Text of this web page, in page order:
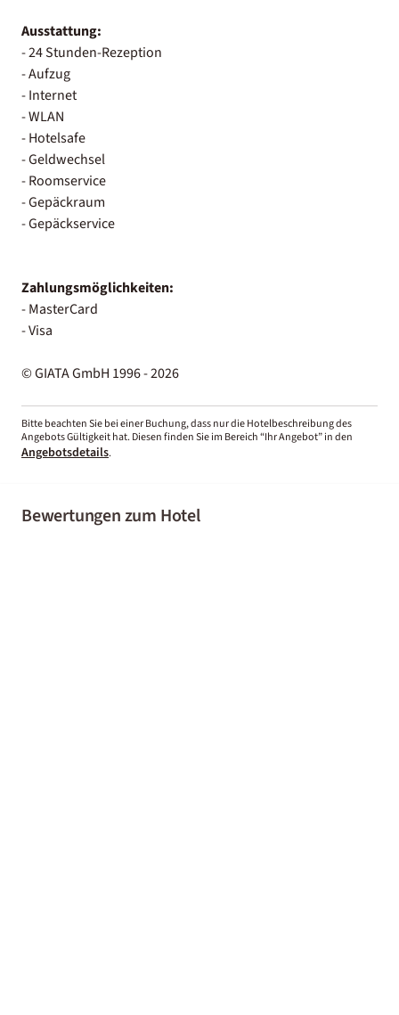
Ausstattung:
- 24 Stunden-Rezeption
- Aufzug
- Internet
- WLAN
- Hotelsafe
- Geldwechsel
- Roomservice
- Gepäckraum
- Gepäckservice
Zahlungsmöglichkeiten:
- MasterCard
- Visa
© GIATA GmbH 1996 - 2026
Bitte beachten Sie bei einer Buchung, dass nur die Hotelbeschreibung des
Angebots Gültigkeit hat. Diesen finden Sie im Bereich “Ihr Angebot” in den
Angebotsdetails.
Bewertungen zum Hotel